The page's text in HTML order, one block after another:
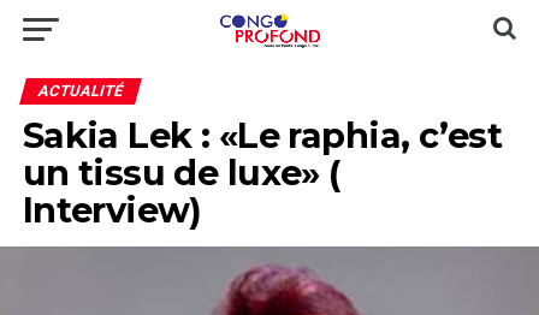
ACTUALITÉ
Sakia Lek : «Le raphia, c’est
un tissu de luxe» (
Interview)